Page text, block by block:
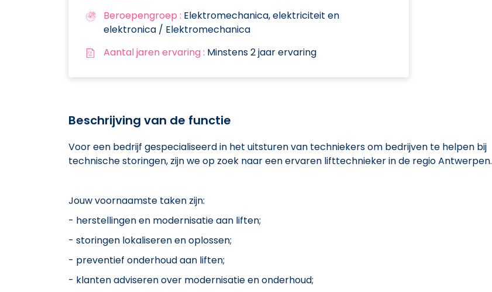
Beroepengroep : Elektromechanica, elektriciteit en
elektronica / Elektromechanica
Aantal jaren ervaring : Minstens 2 jaar ervaring
Beschrijving van de functie
Voor een bedrijf gespecialiseerd in het uitsturen van techniekers om bedrijven te helpen bij
technische storingen, zijn we op zoek naar een ervaren lifttechnieker in de regio Antwerpen.
Jouw voornaamste taken zijn:
- herstellingen en modernisatie aan liften;
- storingen lokaliseren en oplossen;
- preventief onderhoud aan liften;
- klanten adviseren over modernisatie en onderhoud;